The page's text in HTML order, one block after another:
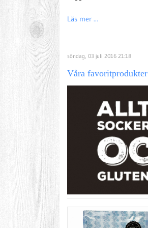
Läs mer ...
söndag, 03 juli 2016 21:18
Våra favoritprodukter